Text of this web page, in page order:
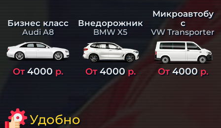
Бизнес класс
Audi A8
От4000 р.
Внедорожник
BMW X5
От4000р.
Микроавтобу
с
VW Transporter
От4000р.
Удобно